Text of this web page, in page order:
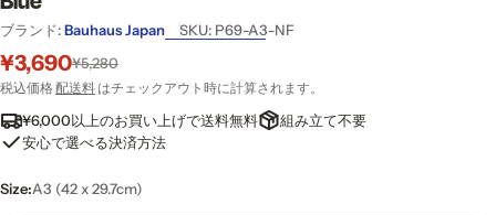
ブランド:Bauhaus Japan SKU: P69-A3-NF
セ
ー
ル
価
¥3,690
通
常
価
格
¥5,280
税込価格 配送料 はチェックアウト時に計算されます。
¥6,000以上のお買い上げで送料無料
組み立て不要
安心で選べる決済方法
Size:A3 (42 x 29.7cm)